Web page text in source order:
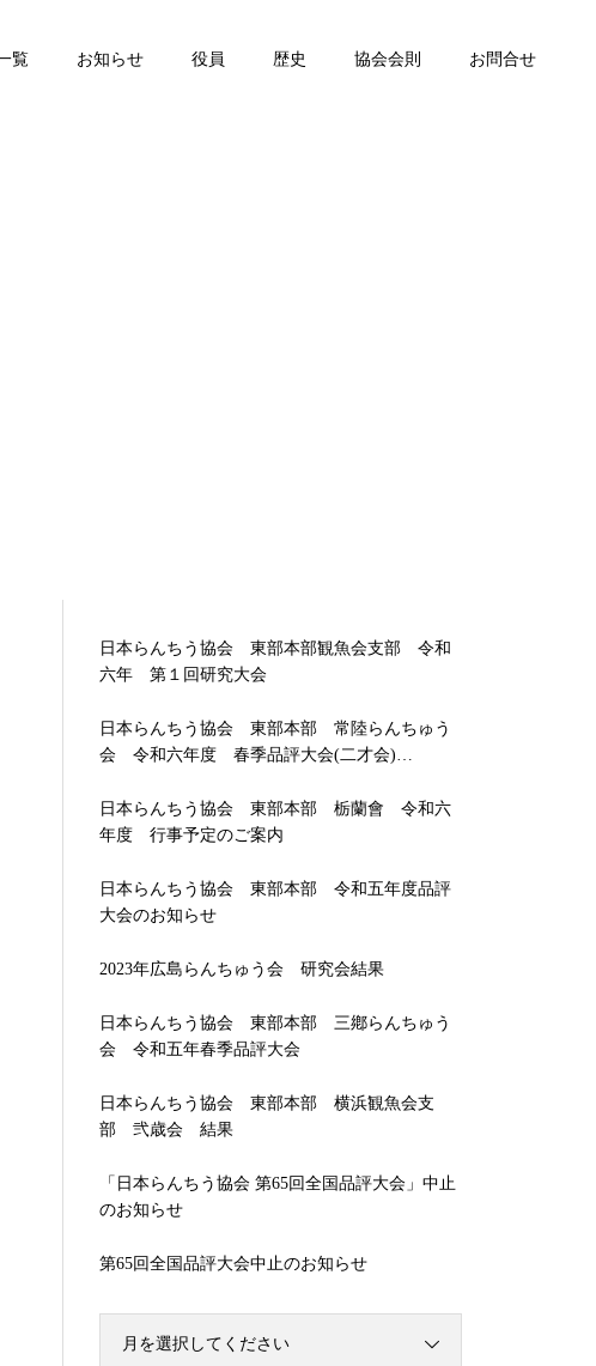
覧 お知らせ 役員 歴史 協会会則 お問合せ
日本らんちう協会 東部本部観魚会支部 令和
六年 第１回研究大会
日本らんちう協会 東部本部 常陸らんちゅう
会 令和六年度 春季品評大会(二才会)…
日本らんちう協会 東部本部 栃蘭會 令和六
年度 行事予定のご案内
日本らんちう協会 東部本部 令和五年度品評
大会のお知らせ
2023年広島らんちゅう会 研究会結果
日本らんちう協会 東部本部 三鄕らんちゅう
会 令和五年春季品評大会
日本らんちう協会 東部本部 横浜観魚会支
部 弐歳会 結果
「日本らんちう協会 第65回全国品評大会」中止
のお知らせ
第65回全国品評大会中止のお知らせ
月を選択してください